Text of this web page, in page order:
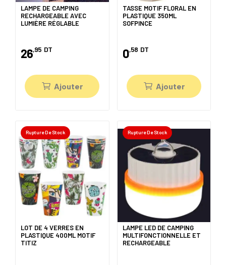
LAMPE DE CAMPING
RECHARGEABLE AVEC
LUMIÈRE RÉGLABLE
26,95 DT
Ajouter
TASSE MOTIF FLORAL EN
PLASTIQUE 350ML
SOFPINCE
0,58 DT
Ajouter
Rupture De Stock
LOT DE 4 VERRES EN
PLASTIQUE 400ML MOTIF
TITIZ
Rupture De Stock
LAMPE LED DE CAMPING
MULTIFONCTIONNELLE ET
RECHARGEABLE